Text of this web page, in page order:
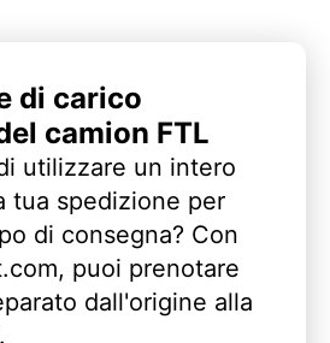
di carico
camion FTL
utilizzare un intero
tua spedizione per
di consegna? Con
puoi prenotare
dall'origine alla